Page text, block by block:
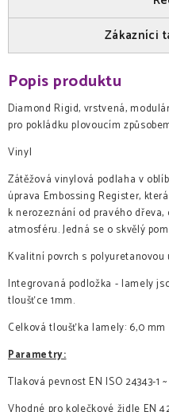
Zákazníci
Popis produktu
Diamond Rigid, vrstvená,
pro pokládku plovoucím
Vinyl
Zátěžová vinylová podlaha v
úprava Embossing Register,
k nerozeznání od pravého
atmosféru. Jedná se o skvělý
Kvalitní povrch s polyuretanovou
Integrovaná podložka - lamely
tloušťce 1mm.
Celková tloušťka lamely: 6,0 mm
Parametry:
Tlaková pevnost EN ISO 24343-1